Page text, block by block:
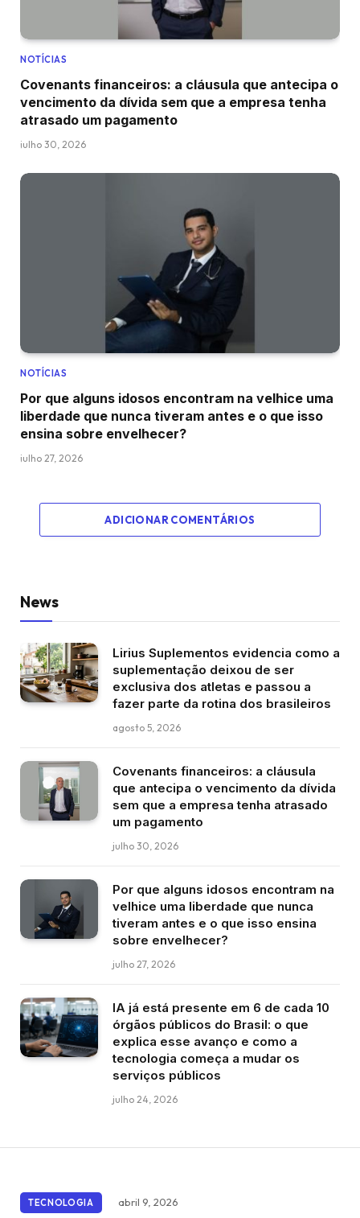
NOTÍCIAS
Covenants financeiros: a cláusula que antecipa o
vencimento da dívida sem que a empresa tenha
atrasado um pagamento
julho 30, 2026
NOTÍCIAS
Por que alguns idosos encontram na velhice uma
liberdade que nunca tiveram antes e o que isso
ensina sobre envelhecer?
julho 27, 2026
ADICIONAR COMENTÁRIOS
News
Lirius Suplementos evidencia como a
suplementação deixou de ser
exclusiva dos atletas e passou a
fazer parte da rotina dos brasileiros
agosto 5, 2026
Covenants financeiros: a cláusula
que antecipa o vencimento da dívida
sem que a empresa tenha atrasado
um pagamento
julho 30, 2026
Por que alguns idosos encontram na
velhice uma liberdade que nunca
tiveram antes e o que isso ensina
sobre envelhecer?
julho 27, 2026
IA já está presente em 6 de cada 10
órgãos públicos do Brasil: o que
explica esse avanço e como a
tecnologia começa a mudar os
serviços públicos
julho 24, 2026
TECNOLOGIA abril 9, 2026